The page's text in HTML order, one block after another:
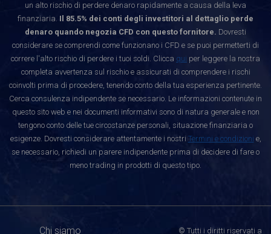
un alto rischio di perdere denaro rapidamente a causa della leva
finanziaria. Il 85.5% dei conti degli investitori al dettaglio perde
denaro quando negozia CFD con questo fornitore. Dovresti
considerare se comprendi come funzionano i CFD e se puoi permetterti di
correre l'alto rischio di perdere i tuoi soldi. Clicca qui per leggere la nostra
completa avvertenza sul rischio e assicurati di comprendere i rischi
coinvolti prima di procedere, tenendo conto della tua esperienza pertinente.
Cerca consulenza indipendente se necessario. Le informazioni contenute in
questo sito web e nei documenti informativi sono di natura generale e non
tengono conto delle tue circostanze personali, situazione finanziaria o
esigenze. Dovresti considerare attentamente i nostri Termini e condizioni e,
se necessario, richiedi un parere indipendente prima di decidere di fare o
meno trading in prodotti di questo tipo.
Chi siamo © Tutti i diritti riservati a